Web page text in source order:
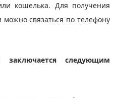
кошелька. Для получения
можно связаться по телефону
следующим